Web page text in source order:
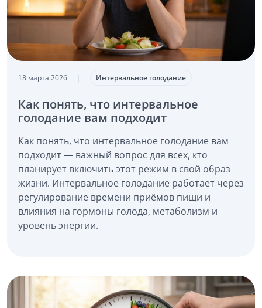
18 марта 2026 | Интервальное голодание
Как понять, что интервальное
голодание вам подходит
Как понять, что интервальное голодание вам
подходит — важный вопрос для всех, кто
планирует включить этот режим в свой образ
жизни. Интервальное голодание работает через
регулирование времени приёмов пищи и
влияния на гормоны голода, метаболизм и
уровень энергии.